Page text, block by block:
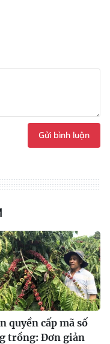
Gửi bình luận
quyền cấp mã số
trồng: Đơn giản